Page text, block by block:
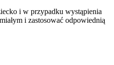
i w przypadku wystąpienia
i zastosować odpowiednią